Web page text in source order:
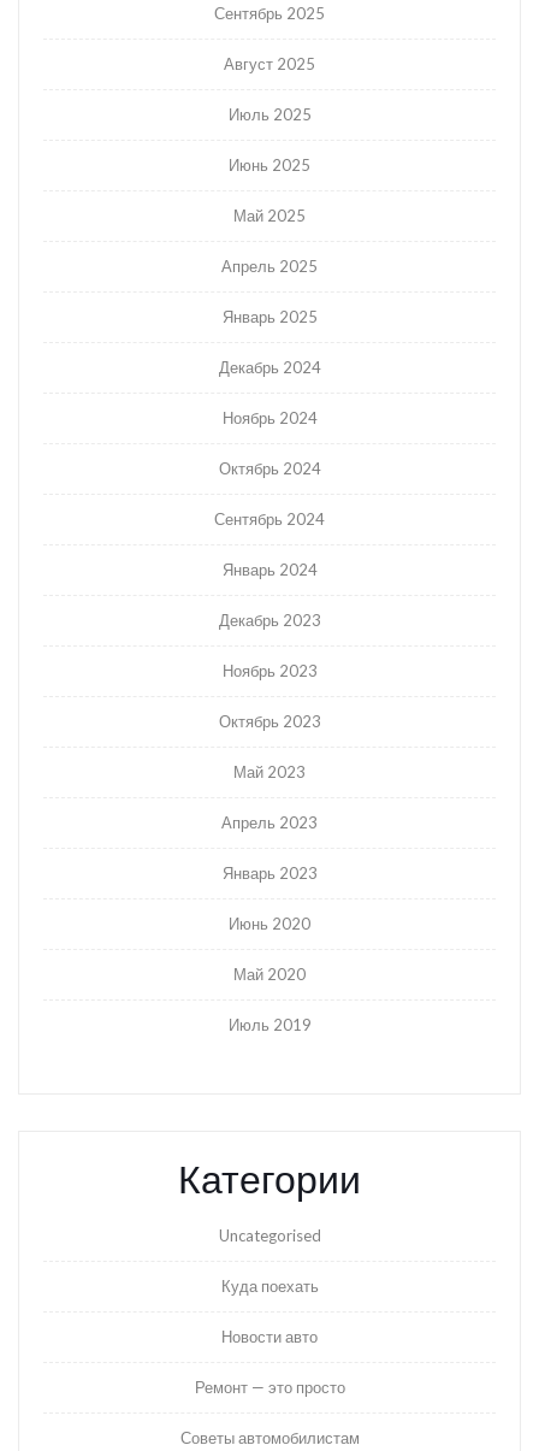
Сентябрь 2025
Август 2025
Июль 2025
Июнь 2025
Май 2025
Апрель 2025
Январь 2025
Декабрь 2024
Ноябрь 2024
Октябрь 2024
Сентябрь 2024
Январь 2024
Декабрь 2023
Ноябрь 2023
Октябрь 2023
Май 2023
Апрель 2023
Январь 2023
Июнь 2020
Май 2020
Июль 2019
Категории
Uncategorised
Куда поехать
Новости авто
Ремонт — это просто
Советы автомобилистам